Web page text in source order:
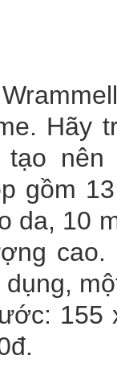
Hãy
nên
gồm
da, 10
155